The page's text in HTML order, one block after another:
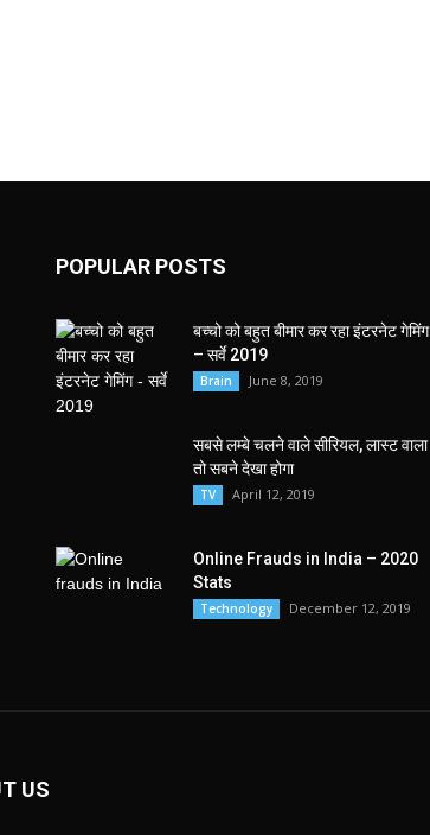
POPULAR POSTS
बच्चो को बहुत बीमार कर रहा इंटरनेट गेमिंग
– सर्वे 2019
Brain June 8, 2019
सबसे लम्बे चलने वाले सीरियल, लास्ट वाला
तो सबने देखा होगा
TV April 12, 2019
Online Frauds in India – 2020
Stats
Technology December 12, 2019
US